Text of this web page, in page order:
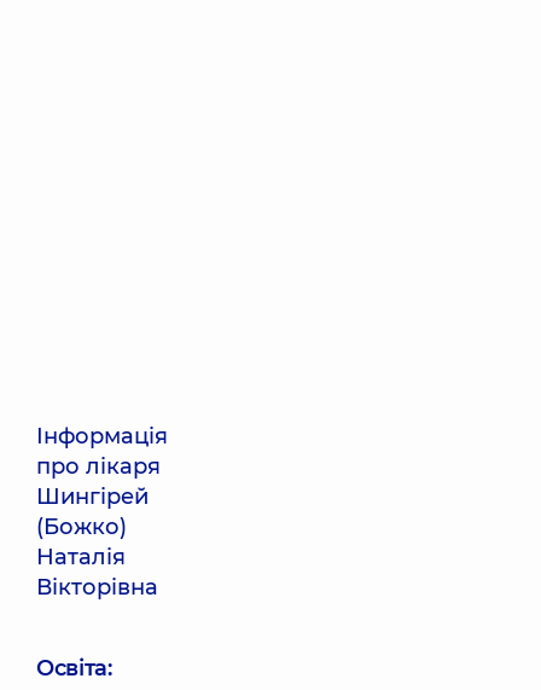
Інформація
про лікаря
Шингірей
(Божко)
Наталія
Вікторівна
Освіта: